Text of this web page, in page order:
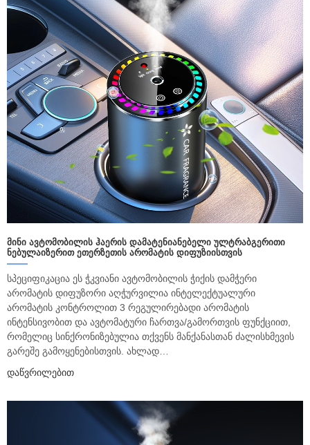
ᲛᲘᲜᲘ ᲐᲕᲢᲝᲛᲝᲑᲘᲚᲘᲡ ᲰᲐᲔᲠᲘᲡ ᲓᲐᲛᲐᲢᲔᲜᲘᲐᲜᲔᲑᲔᲚᲘ ᲣᲚᲢᲠᲐᲑᲒᲔᲠᲘᲗᲘ
ᲜᲔᲑᲣᲚᲐᲘᲖᲔᲠᲘᲗ ᲔᲗᲔᲠᲖᲔᲗᲘᲡ ᲐᲠᲝᲛᲐᲢᲘᲡ ᲓᲘᲤᲣᲖᲘᲘᲡᲗᲕᲘᲡ
სპეციფიკაცია ეს ჭკვიანი ავტომობილის ჭიქის დამჭერი
არომატის დიფუზორი აღჭურვილია ინტელექტუალური
არომატის კონტროლით 3 რეგულირებადი არომატის
ინტენსივობით და ავტომატური ჩართვა/გამორთვის ფუნქციით,
რომელიც სინქრონიზებულია თქვენს მანქანასთან ძალისხმევის
გარეშე გამოყენებისთვის. ახლად…
Დაწვრილებით